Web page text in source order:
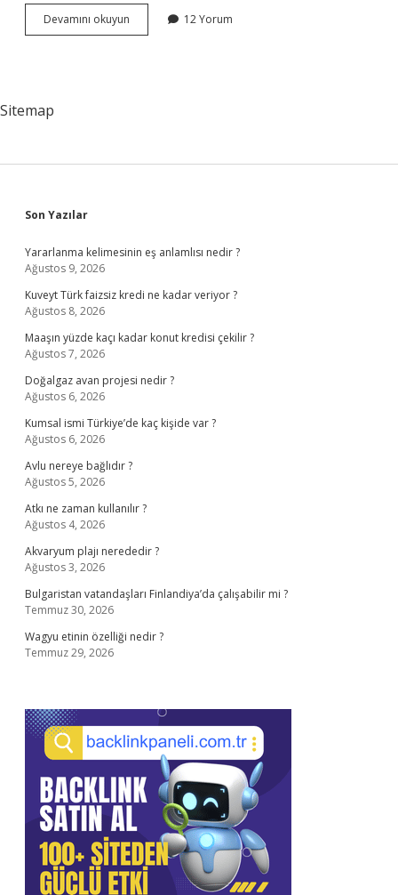
Devamını okuyun Çağrışım
Nasıl
12 Yorum
Sitemap
Sidebar
Son Yazılar
Yararlanma kelimesinin eş anlamlısı nedir ?
Ağustos 9, 2026
Kuveyt Türk faizsiz kredi ne kadar veriyor ?
Ağustos 8, 2026
Maaşın yüzde kaçı kadar konut kredisi çekilir ?
Ağustos 7, 2026
Doğalgaz avan projesi nedir ?
Ağustos 6, 2026
Kumsal ismi Türkiye’de kaç kişide var ?
Ağustos 6, 2026
Avlu nereye bağlıdır ?
Ağustos 5, 2026
Atkı ne zaman kullanılır ?
Ağustos 4, 2026
Akvaryum plajı nerededir ?
Ağustos 3, 2026
Bulgaristan vatandaşları Finlandiya’da çalışabilir mi ?
Temmuz 30, 2026
Wagyu etinin özelliği nedir ?
Temmuz 29, 2026